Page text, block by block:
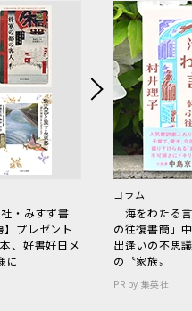
・みすず書
プレゼント
、好書好日メ
に
コラム
「海をわた
の往復書簡」
出逢いの不思
の〝家族〟
PR by 集英社